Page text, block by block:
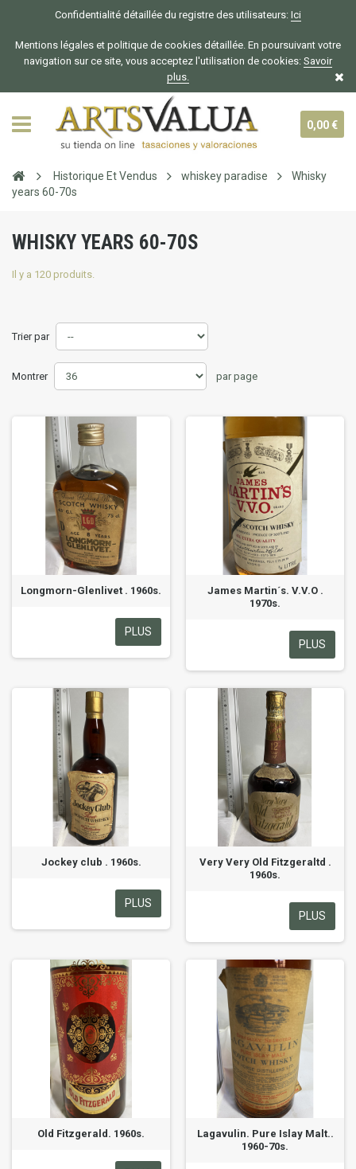
Confidentialité détaillée du registre des utilisateurs: Ici
Mentions légales et politique de cookies détaillée. En poursuivant votre
navigation sur ce site, vous acceptez l'utilisation de cookies: Savoir
plus.
0,00 €
Historique Et Vendus whiskey paradise
Whisky
years 60-70s
WHISKY YEARS 60-70S
Il y a 120 produits.
Trier par
Montrer par page
Longmorn-Glenlivet . 1960s.
PLUS
James Martin´s. V.V.O .
1970s.
PLUS
Jockey club . 1960s.
PLUS
Very Very Old Fitzgeraltd .
1960s.
PLUS
Old Fitzgerald. 1960s.
Lagavulin. Pure Islay Malt..
1960-70s.